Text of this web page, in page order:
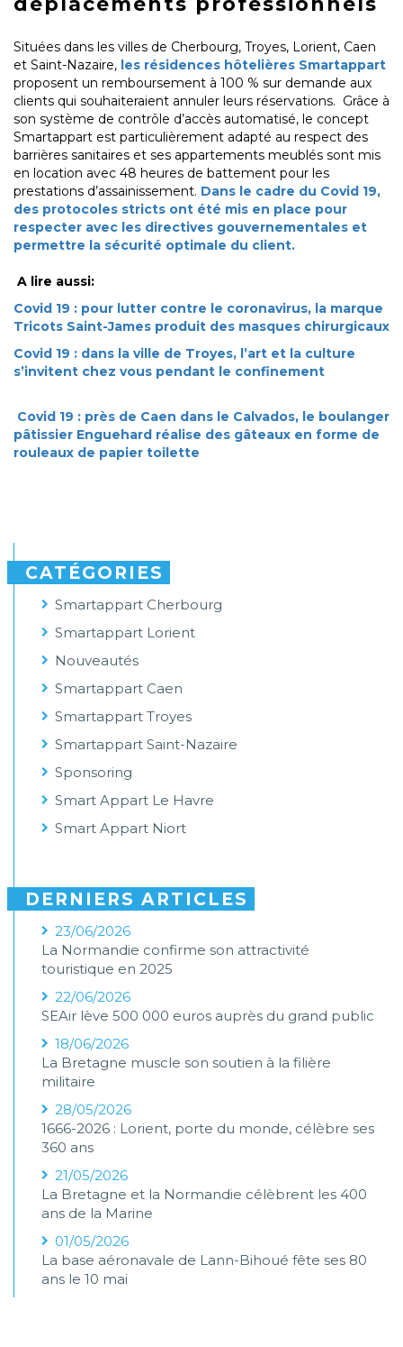
Situées dans les villes de Cherbourg, Troyes, Lorient, Caen
et Saint-Nazaire, les résidences hôtelières Smartappart
proposent un remboursement à 100 % sur demande aux
clients qui souhaiteraient annuler leurs réservations. Grâce à
son système de contrôle d’accès automatisé, le concept
Smartappart est particulièrement adapté au respect des
barrières sanitaires et ses appartements meublés sont mis
en location avec 48 heures de battement pour les
prestations d’assainissement. Dans le cadre du Covid 19,
des protocoles stricts ont été mis en place pour
respecter avec les directives gouvernementales et
permettre la sécurité optimale du client.
A lire aussi:
Covid 19 : pour lutter contre le coronavirus, la marque
Tricots Saint-James produit des masques chirurgicaux
Covid 19 : dans la ville de Troyes, l’art et la culture
s’invitent chez vous pendant le confinement
Covid 19 : près de Caen dans le Calvados, le boulanger
pâtissier Enguehard réalise des gâteaux en forme de
rouleaux de papier toilette
CATÉGORIES
Smartappart Cherbourg
Smartappart Lorient
Nouveautés
Smartappart Caen
Smartappart Troyes
Smartappart Saint-Nazaire
Sponsoring
Smart Appart Le Havre
Smart Appart Niort
DERNIERS ARTICLES
23/06/2026
La Normandie confirme son attractivité
touristique en 2025
22/06/2026
SEAir lève 500 000 euros auprès du grand public
18/06/2026
La Bretagne muscle son soutien à la filière
militaire
28/05/2026
1666-2026 : Lorient, porte du monde, célèbre ses
360 ans
21/05/2026
La Bretagne et la Normandie célèbrent les 400
ans de la Marine
01/05/2026
La base aéronavale de Lann-Bihoué fête ses 80
ans le 10 mai